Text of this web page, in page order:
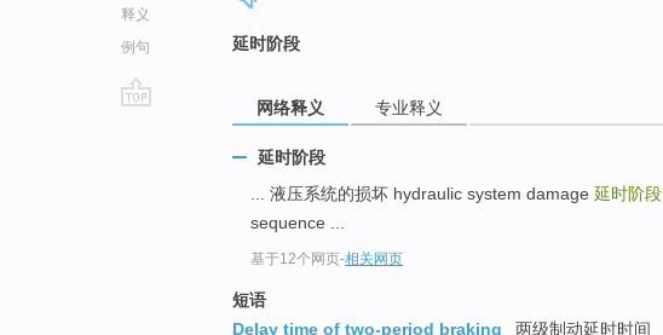
释义
例句
延时阶段
网络释义 专业释义
延时阶段
... 液压系统的损坏 hydraulic system damage 延时阶段
sequence ...
基于12个网页-相关网页
短语
Delay time of two-period braking
两级制动延时时间